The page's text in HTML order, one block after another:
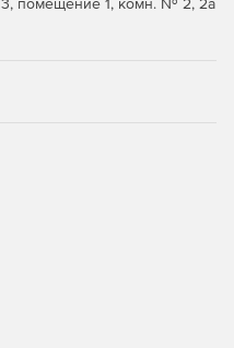
всеми расширенными